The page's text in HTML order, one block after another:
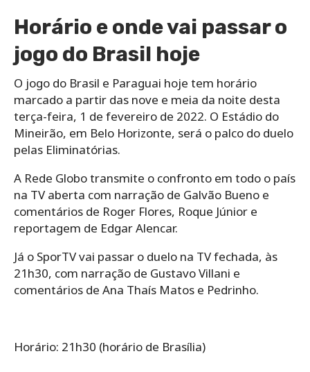
Horário e onde vai passar o
jogo do Brasil hoje
O jogo do Brasil e Paraguai hoje tem horário
marcado a partir das nove e meia da noite desta
terça-feira, 1 de fevereiro de 2022. O Estádio do
Mineirão, em Belo Horizonte, será o palco do duelo
pelas Eliminatórias.
A Rede Globo transmite o confronto em todo o país
na TV aberta com narração de Galvão Bueno e
comentários de Roger Flores, Roque Júnior e
reportagem de Edgar Alencar.
Já o SporTV vai passar o duelo na TV fechada, às
21h30, com narração de Gustavo Villani e
comentários de Ana Thaís Matos e Pedrinho.
Horário: 21h30 (horário de Brasília)